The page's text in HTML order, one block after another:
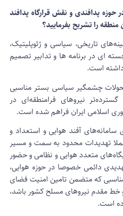
و نقش قرارگاه پدافند
را تشریح بفرمایید؟
تاریخی، سیاسی و ژئوپلیتیک،
در برنامه ها و تدابیر تصمیم
است.
چشمگیر سیاسی بستر مناسبی
نیروهای فرامنطقه‌ای در
ایران فراهم شده است.
آفند هوایی و استعداد و
تهدیدات محدود به سمت و مسیر
متعدد هوایی و نظامی و حضور
دائمی خصوصا در حوزه هوایی،
که متضمن تامین امنیت فضای
نیروهای مسلح کشور باشد،